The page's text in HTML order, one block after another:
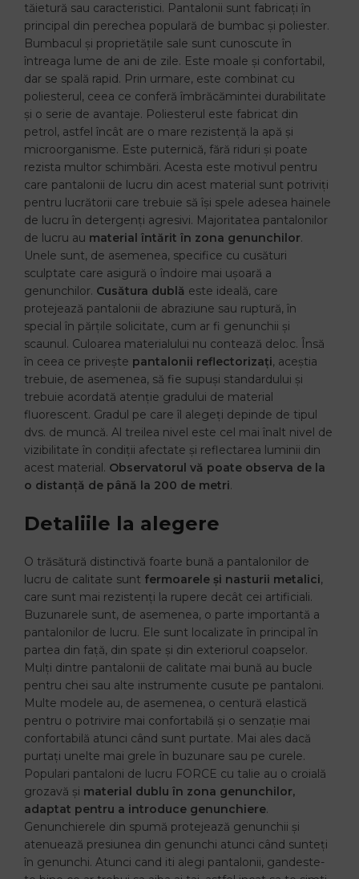
tăietură sau caracteristici. Pantalonii sunt fabricați în
principal din perechea populară de bumbac și poliester.
Bumbacul și proprietățile sale sunt cunoscute în
întreaga lume de ani de zile. Este moale și confortabil,
dar se spală rapid. Prin urmare, este combinat cu
poliesterul, ceea ce conferă îmbrăcămintei durabilitate
și o serie de avantaje. Poliesterul este fabricat din
petrol, astfel încât are o mare rezistență la apă și
microorganisme. Este puternică, fără riduri și poate
rezista multor schimbări. Acesta este motivul pentru
care pantalonii de lucru din acest material sunt potriviți
pentru lucrătorii care trebuie să își spele adesea hainele
de lucru în detergenți agresivi. Majoritatea pantalonilor
de lucru au material întărit în zona genunchilor.
Unele sunt, de asemenea, specifice cu cusături
sculptate care asigură o îndoire mai ușoară a
genunchilor. Cusătura dublă este ideală, care
protejează pantalonii de abraziune sau ruptură, în
special în părțile solicitate, cum ar fi genunchii și
scaunul. Culoarea materialului nu contează deloc. Însă
în ceea ce privește pantalonii reflectorizați, aceștia
trebuie, de asemenea, să fie supuși standardului și
trebuie acordată atenție gradului de material
fluorescent. Gradul pe care îl alegeți depinde de tipul
dvs. de muncă. Al treilea nivel este cel mai înalt nivel de
vizibilitate în condiții afectate și reflectarea luminii din
acest material. Observatorul vă poate observa de la
o distanță de până la 200 de metri.
Detaliile la alegere
O trăsătură distinctivă foarte bună a pantalonilor de
lucru de calitate sunt fermoarele și nasturii metalici,
care sunt mai rezistenți la rupere decât cei artificiali.
Buzunarele sunt, de asemenea, o parte importantă a
pantalonilor de lucru. Ele sunt localizate în principal în
partea din față, din spate și din exteriorul coapselor.
Mulți dintre pantalonii de calitate mai bună au bucle
pentru chei sau alte instrumente cusute pe pantaloni.
Multe modele au, de asemenea, o centură elastică
pentru o potrivire mai confortabilă și o senzație mai
confortabilă atunci când sunt purtate. Mai ales dacă
purtați unelte mai grele în buzunare sau pe curele.
Populari pantaloni de lucru FORCE cu talie au o croială
grozavă și material dublu în zona genunchilor,
adaptat pentru a introduce genunchiere.
Genunchierele din spumă protejează genunchii și
atenuează presiunea din genunchi atunci când sunteți
în genunchi. Atunci cand iti alegi pantalonii, gandeste-